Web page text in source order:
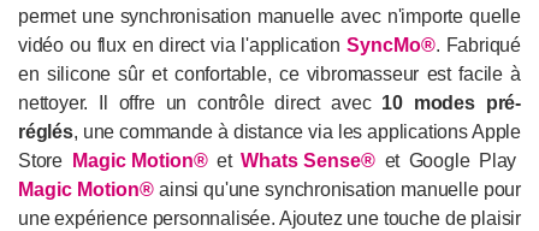
permet une synchronisation manuelle avec n'importe quelle
vidéo ou flux en direct via l'application SyncMo®. Fabriqué
en silicone sûr et confortable, ce vibromasseur est facile à
nettoyer. Il offre un contrôle direct avec 10 modes pré-
réglés, une commande à distance via les applications Apple
Store
Magic Motion®etWhats Sense® et Google Play
Magic Motion® ainsi qu'une synchronisation manuelle pour
une expérience personnalisée. Ajoutez une touche de plaisir